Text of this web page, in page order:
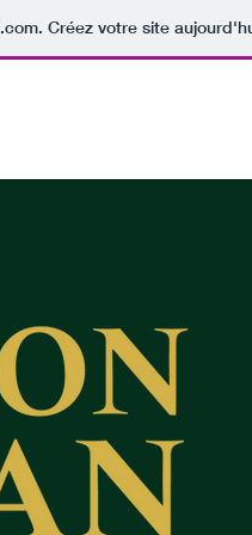
.com. Créez votre site